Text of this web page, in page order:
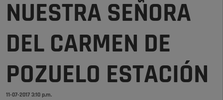
NUESTRA SEÑORA
DEL CARMEN DE
POZUELO ESTACIÓN
11-07-2017 3:10 p.m.